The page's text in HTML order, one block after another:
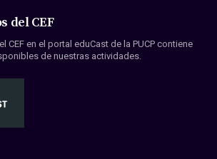
del CEF
CEF en el portal eduCast de la PUCP contiene
de nuestras actividades.